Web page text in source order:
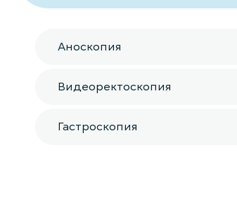
Аноскопия
Видеоректоскопия
Гастроскопия